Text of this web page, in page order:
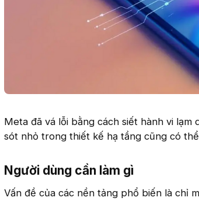
Meta đã vá lỗi bằng cách siết hành vi
sót nhỏ trong thiết kế hạ tầng cũng có
Người dùng cần làm gì​
Vấn đề của các nền tảng phổ biến là chỉ